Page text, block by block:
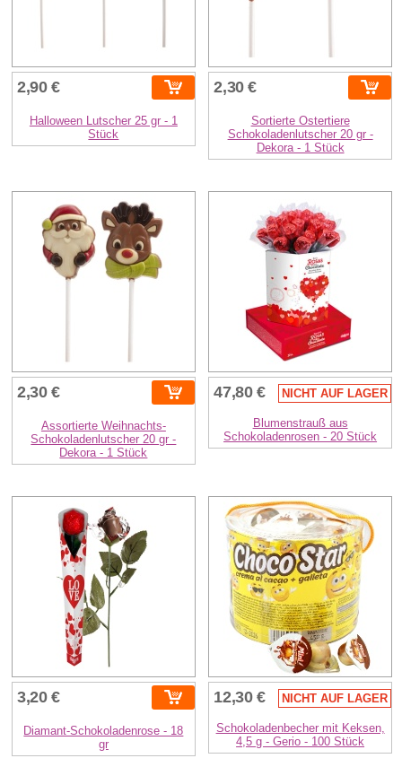
2,90 €
Halloween Lutscher 25 gr - 1
Stück
2,30 €
Sortierte Ostertiere
Schokoladenlutscher 20 gr -
Dekora - 1 Stück
2,30 €
Assortierte Weihnachts-
Schokoladenlutscher 20 gr -
Dekora - 1 Stück
47,80 € NICHT AUF LAGER
Blumenstrauß aus
Schokoladenrosen - 20 Stück
3,20 €
Diamant-Schokoladenrose - 18
gr
12,30 € NICHT AUF LAGER
Schokoladenbecher mit Keksen,
4,5 g - Gerio - 100 Stück